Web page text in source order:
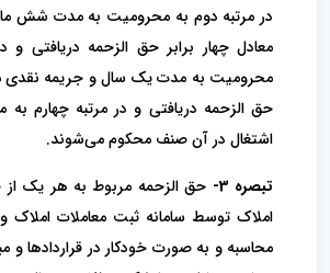
در مرتبه دوم به محرومیت به مدت شش
معادل چهار برابر حق الزحمه دریافتی و
محرومیت به مدت یک سال و جریمه نقدی
حق الزحمه دریافتی و در مرتبه چهارم به
اشتغال در آن صنف محکوم می‌شوند.
تبصره 3-
حق الزحمه مربوط به هر یک
املاک توسط سامانه ثبت معاملات املاک
محاسبه و به صورت خودکار در قراردادها و